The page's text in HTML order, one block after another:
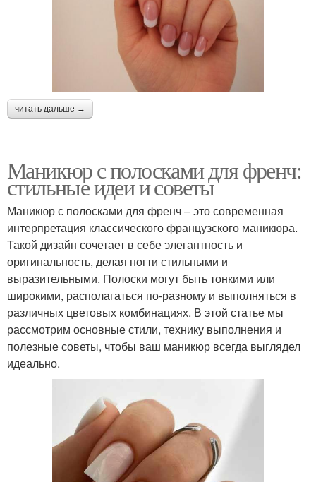
читать дальше →
Маникюр с полосками для френч:
стильные идеи и советы
Маникюр с полосками для френч – это современная
интерпретация классического французского маникюра.
Такой дизайн сочетает в себе элегантность и
оригинальность, делая ногти стильными и
выразительными. Полоски могут быть тонкими или
широкими, располагаться по-разному и выполняться в
различных цветовых комбинациях. В этой статье мы
рассмотрим основные стили, технику выполнения и
полезные советы, чтобы ваш маникюр всегда выглядел
идеально.